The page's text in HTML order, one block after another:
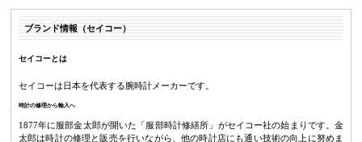
ブランド情報（セイコー）
セイコーとは
セイコーは日本を代表する腕時計メーカーです。
時計の修理から輸入へ
1877年に服部金太郎が開いた「服部時計修繕所」がセイコー社の始まりです。金
太郎は時計の修理と販売を行いながら、他の時計店にも通い技術の向上に努めま